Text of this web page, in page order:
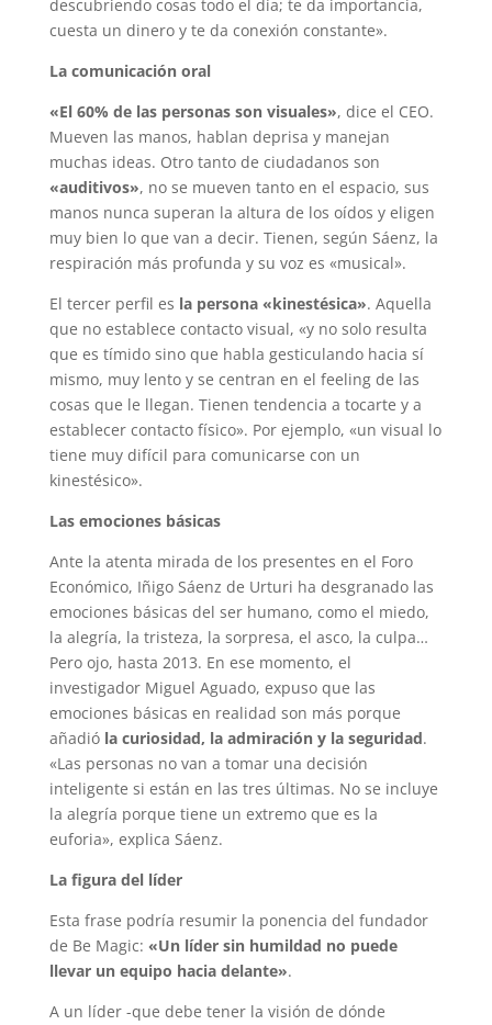
descubriendo cosas todo el día; te da importancia,
cuesta un dinero y te da conexión constante».
La comunicación oral
«El 60% de las personas son visuales», dice el CEO.
Mueven las manos, hablan deprisa y manejan
muchas ideas. Otro tanto de ciudadanos son
«auditivos», no se mueven tanto en el espacio, sus
manos nunca superan la altura de los oídos y eligen
muy bien lo que van a decir. Tienen, según Sáenz, la
respiración más profunda y su voz es «musical».
El tercer perfil es la persona «kinestésica». Aquella
que no establece contacto visual, «y no solo resulta
que es tímido sino que habla gesticulando hacia sí
mismo, muy lento y se centran en el feeling de las
cosas que le llegan. Tienen tendencia a tocarte y a
establecer contacto físico». Por ejemplo, «un visual lo
tiene muy difícil para comunicarse con un
kinestésico».
Las emociones básicas
Ante la atenta mirada de los presentes en el Foro
Económico, Iñigo Sáenz de Urturi ha desgranado las
emociones básicas del ser humano, como el miedo,
la alegría, la tristeza, la sorpresa, el asco, la culpa…
Pero ojo, hasta 2013. En ese momento, el
investigador Miguel Aguado, expuso que las
emociones básicas en realidad son más porque
añadió la curiosidad, la admiración y la seguridad.
«Las personas no van a tomar una decisión
inteligente si están en las tres últimas. No se incluye
la alegría porque tiene un extremo que es la
euforia», explica Sáenz.
La figura del líder
Esta frase podría resumir la ponencia del fundador
de Be Magic: «Un líder sin humildad no puede
llevar un equipo hacia delante».
A un líder -que debe tener la visión de dónde